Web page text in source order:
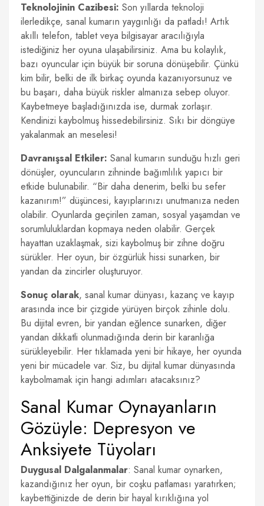
Teknolojinin Cazibesi: Son yıllarda teknoloji
ilerledikçe, sanal kumarın yaygınlığı da patladı! Artık
akıllı telefon, tablet veya bilgisayar aracılığıyla
istediğiniz her oyuna ulaşabilirsiniz. Ama bu kolaylık,
bazı oyuncular için büyük bir soruna dönüşebilir. Çünkü
kim bilir, belki de ilk birkaç oyunda kazanıyorsunuz ve
bu başarı, daha büyük riskler almanıza sebep oluyor.
Kaybetmeye başladığınızda ise, durmak zorlaşır.
Kendinizi kaybolmuş hissedebilirsiniz. Sıkı bir döngüye
yakalanmak an meselesi!
Davranışsal Etkiler: Sanal kumarın sunduğu hızlı geri
dönüşler, oyuncuların zihninde bağımlılık yapıcı bir
etkide bulunabilir. “Bir daha denerim, belki bu sefer
kazanırım!” düşüncesi, kayıplarınızı unutmanıza neden
olabilir. Oyunlarda geçirilen zaman, sosyal yaşamdan ve
sorumluluklardan kopmaya neden olabilir. Gerçek
hayattan uzaklaşmak, sizi kaybolmuş bir zihne doğru
sürükler. Her oyun, bir özgürlük hissi sunarken, bir
yandan da zincirler oluşturuyor.
Sonuç olarak, sanal kumar dünyası, kazanç ve kayıp
arasında ince bir çizgide yürüyen birçok zihinle dolu.
Bu dijital evren, bir yandan eğlence sunarken, diğer
yandan dikkatli olunmadığında derin bir karanlığa
sürükleyebilir. Her tıklamada yeni bir hikaye, her oyunda
yeni bir mücadele var. Siz, bu dijital kumar dünyasında
kaybolmamak için hangi adımları atacaksınız?
Sanal Kumar Oynayanların
Gözüyle: Depresyon ve
Anksiyete Tüyoları
Duygusal Dalgalanmalar: Sanal kumar oynarken,
kazandığınız her oyun, bir coşku patlaması yaratırken;
kaybettiğinizde de derin bir hayal kırıklığına yol